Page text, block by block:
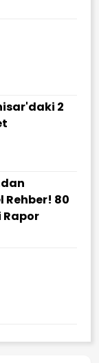
2
Rehber! 80
Rapor